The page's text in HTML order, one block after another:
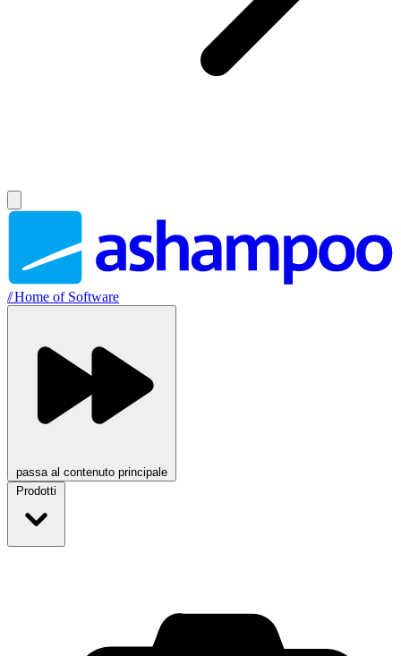
//Home of Software
passa al contenuto principale
Prodotti